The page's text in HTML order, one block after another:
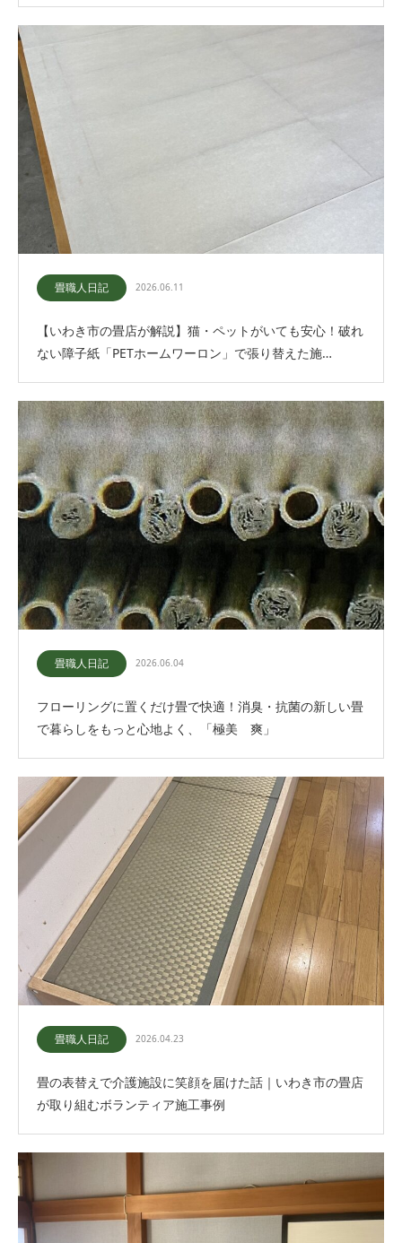
畳職人日記 2026.06.11
【いわき市の畳店が解説】猫・ペットがいても安心！破れ
ない障子紙「PETホームワーロン」で張り替えた施…
畳職人日記 2026.06.04
フローリングに置くだけ畳で快適！消臭・抗菌の新しい畳
で暮らしをもっと心地よく、「極美 爽」
畳職人日記 2026.04.23
畳の表替えで介護施設に笑顔を届けた話｜いわき市の畳店
が取り組むボランティア施工事例